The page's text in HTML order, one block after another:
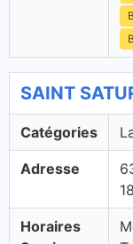
SAINT
Catégories
Adresse
Horaires